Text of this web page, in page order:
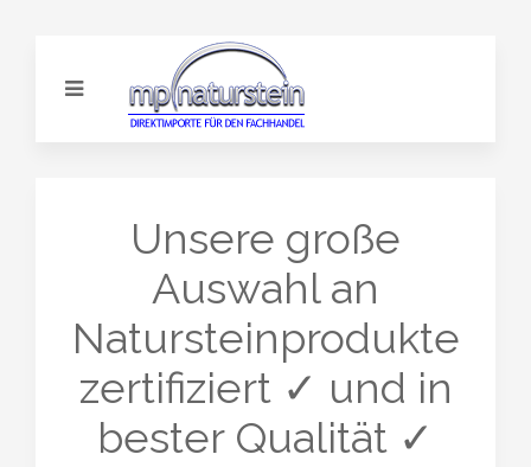
Unsere große
Auswahl an
Natursteinprodukte
zertifiziert ✓ und in
bester Qualität ✓